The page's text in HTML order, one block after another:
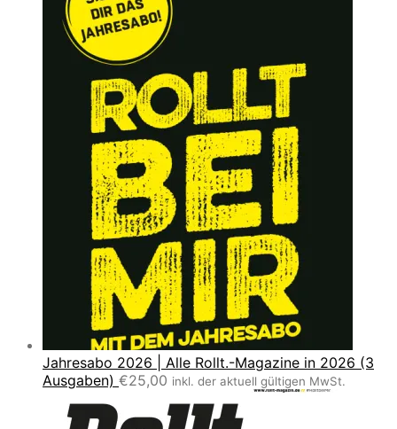
Jahresabo 2026 | Alle Rollt.-Magazine in 2026 (3
Ausgaben) €25,00 inkl. der aktuell gültigen MwSt.